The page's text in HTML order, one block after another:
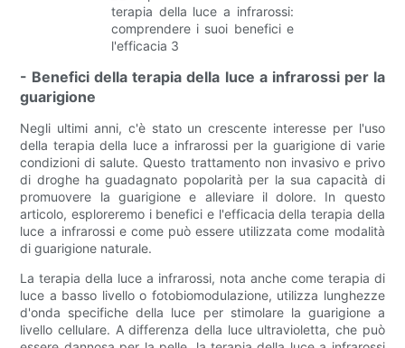
- Benefici della terapia della luce a infrarossi per la
guarigione
Negli ultimi anni, c'è stato un crescente interesse per l'uso
della terapia della luce a infrarossi per la guarigione di varie
condizioni di salute. Questo trattamento non invasivo e privo
di droghe ha guadagnato popolarità per la sua capacità di
promuovere la guarigione e alleviare il dolore. In questo
articolo, esploreremo i benefici e l'efficacia della terapia della
luce a infrarossi e come può essere utilizzata come modalità
di guarigione naturale.
La terapia della luce a infrarossi, nota anche come terapia di
luce a basso livello o fotobiomodulazione, utilizza lunghezze
d'onda specifiche della luce per stimolare la guarigione a
livello cellulare. A differenza della luce ultravioletta, che può